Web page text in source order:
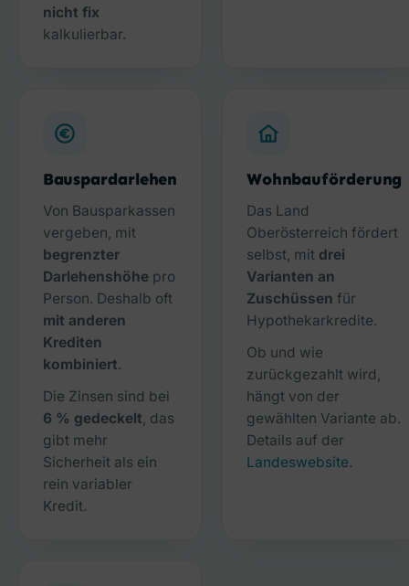
nicht fix
kalkulierbar.
Bauspardarlehen
Von Bausparkassen
vergeben, mit
begrenzter
Darlehenshöhepro
Person. Deshalb oft
mit anderen
Krediten
kombiniert.
Die Zinsen sind bei
6 % gedeckelt, das
gibt mehr
Sicherheit als ein
rein variabler
Kredit.
Wohnbauförderung
Das Land
Oberösterreich fördert
selbst, mit drei
Varianten an
Zuschüssen für
Hypothekarkredite.
Ob und wie
zurückgezahlt wird,
hängt von der
gewählten Variante ab.
Details auf der
Landeswebsite.